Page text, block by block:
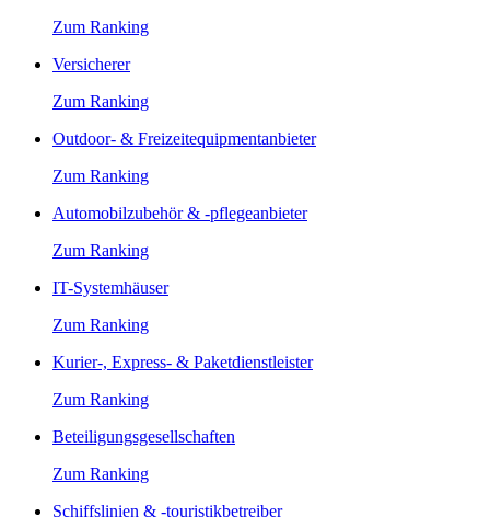
Zum Ranking
Versicherer
Zum Ranking
Outdoor- & Freizeitequipmentanbieter
Zum Ranking
Automobilzubehör & -pflegeanbieter
Zum Ranking
IT-Systemhäuser
Zum Ranking
Kurier-, Express- & Paketdienstleister
Zum Ranking
Beteiligungsgesellschaften
Zum Ranking
Schiffslinien & -touristikbetreiber